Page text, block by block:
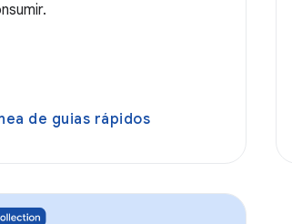
de guias rápidos